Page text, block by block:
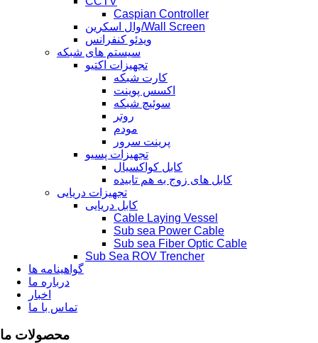
Caspian Controller
وال اسکرین/Wall Screen
ویدئو کنفرانس
سیستم های شبکه
تجهیزات اکتیو
کارت شبکه
اکسس پوینت
سوئیچ شبکه
روتر
مودم
پرینت سرور
تجهیزات پسیو
کابل کواکسیال
کابل های زوج به هم تابیده
تجهیزات دریایی
کابل دریایی
Cable Laying Vessel
Sub sea Power Cable
Sub sea Fiber Optic Cable
Sub Sea ROV Trencher
گواهینامه ها
درباره ما
اخبار
تماس با ما
محصولات ما